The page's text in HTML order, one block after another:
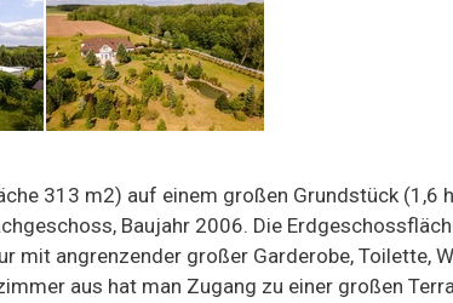
313 m2) auf einem großen Grundstück (1,6
Baujahr 2006. Die
angrenzender großer Garderobe, Toilette,
aus hat man Zugang zu einer großen